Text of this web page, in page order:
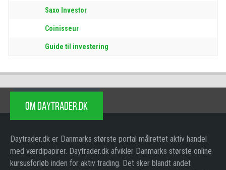
Saxo Investor
Coinisseur
Guide til investering
OM DAYTRADER.DK
Daytrader.dk er Danmarks største portal målrettet aktiv handel
med værdipapirer. Daytrader.dk afvikler Danmarks største online
kursusforløb inden for aktiv trading. Det sker blandt andet